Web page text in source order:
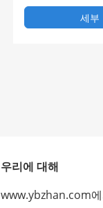
능형)
세부
우리에 대해
www.ybzhan.com